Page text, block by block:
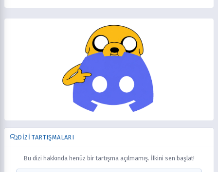
DIZI TARTIŞMALARI
Bu dizi hakkında henüz bir tartışma açılmamış. İlkini sen başlat!